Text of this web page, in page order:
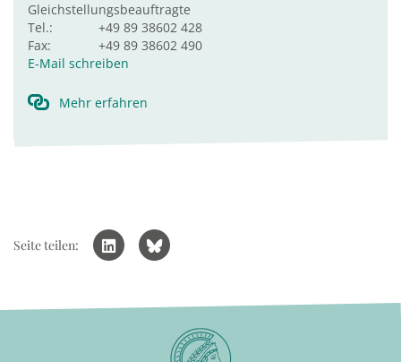
Gleichstellungsbeauftragte
Tel.:
+49 89 38602 428
Fax:
+49 89 38602 490
E-Mail schreiben
Mehr erfahren
Seite teilen: